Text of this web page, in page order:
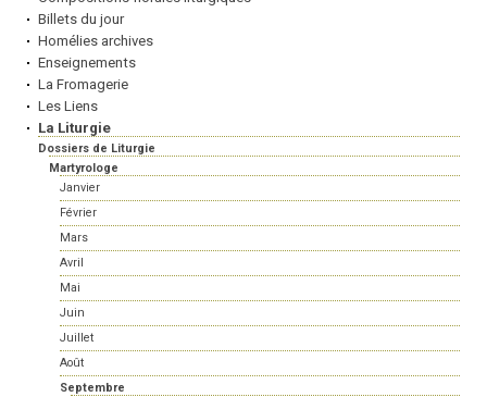
Billets du jour
Homélies archives
Enseignements
La Fromagerie
Les Liens
La Liturgie
Dossiers de Liturgie
Martyrologe
Janvier
Février
Mars
Avril
Mai
Juin
Juillet
Août
Septembre